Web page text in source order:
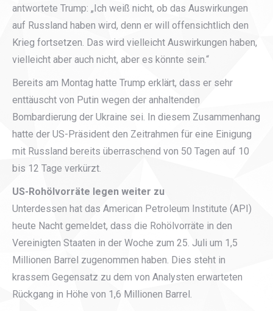
antwortete Trump: „Ich weiß nicht, ob das Auswirkungen
auf Russland haben wird, denn er will offensichtlich den
Krieg fortsetzen. Das wird vielleicht Auswirkungen haben,
vielleicht aber auch nicht, aber es könnte sein.“
Bereits am Montag hatte Trump erklärt, dass er sehr
enttäuscht von Putin wegen der anhaltenden
Bombardierung der Ukraine sei. In diesem Zusammenhang
hatte der US-Präsident den Zeitrahmen für eine Einigung
mit Russland bereits überraschend von 50 Tagen auf 10
bis 12 Tage verkürzt.
US-Rohölvorräte legen weiter zu
Unterdessen hat das American Petroleum Institute (API)
heute Nacht gemeldet, dass die Rohölvorräte in den
Vereinigten Staaten in der Woche zum 25. Juli um 1,5
Millionen Barrel zugenommen haben. Dies steht in
krassem Gegensatz zu dem von Analysten erwarteten
Rückgang in Höhe von 1,6 Millionen Barrel.